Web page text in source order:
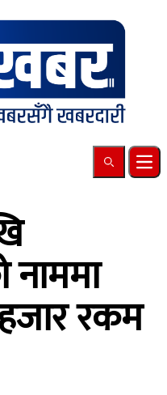
Search
हजार रकम